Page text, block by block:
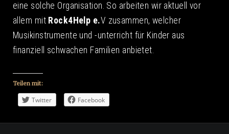
eine solche Organisation. So arbeiten wir aktuell vor
allem mit Rock4Help e.V zusammen, welcher
Musikinstrumente und -unterricht für Kinder aus
finanziell schwachen Familien anbietet.
Teilen mit:
Twitter Facebook